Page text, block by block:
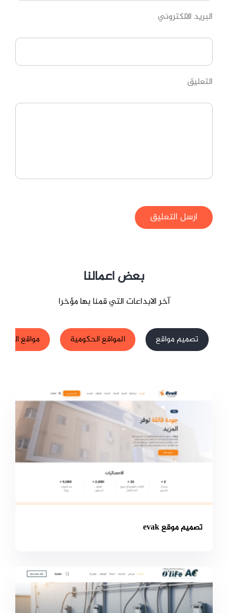
البريد الالكتروني
التعليق
ارسل التعليق
بعض اعمالنا
آخر الابداعات التي قمنا بها مؤخرا
تصميم مواقع المواقع الحكومية مواقع
تصميم موقع evak